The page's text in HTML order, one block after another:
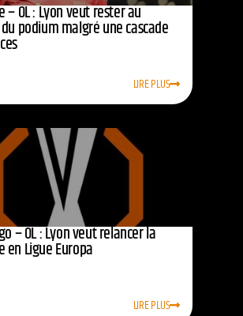
– OL : Lyon veut rester au
podium malgré une cascade
LIRE PLUS
– OL : Lyon veut relancer la
en Ligue Europa
LIRE PLUS